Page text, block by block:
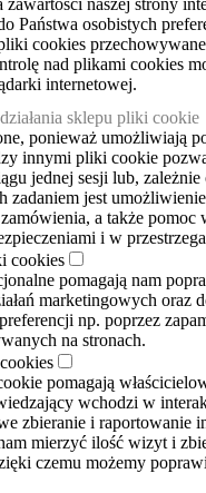
Państwa osobistych
cookies przechowywane
nad plikami cookies
internetowej.
sklepu pliki cookie
ponieważ umożliwiają
innymi pliki cookie
jednej sesji lub,
zadaniem jest
a także
i w
cookies
pomagają nam
marketingowych oraz
np. poprzez
na stronach.
pomagają
wchodzi w
zbieranie i raportowanie
mierzyć ilość wizyt i
czemu możemy